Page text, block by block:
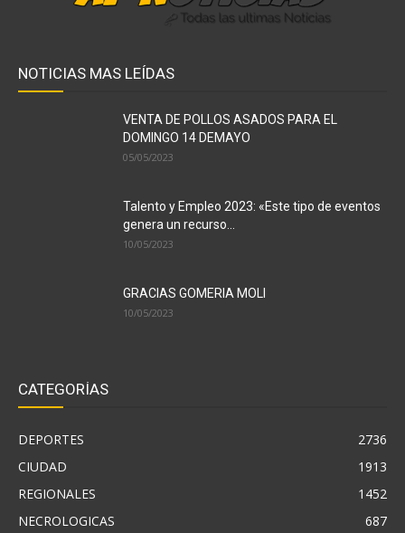
NOTICIAS MAS LEÍDAS
VENTA DE POLLOS ASADOS PARA EL
DOMINGO 14 DEMAYO
05/05/2023
Talento y Empleo 2023: «Este tipo de eventos
genera un recurso...
10/05/2023
GRACIAS GOMERIA MOLI
10/05/2023
CATEGORÍAS
DEPORTES
2736
CIUDAD
1913
REGIONALES
1452
NECROLOGICAS
687